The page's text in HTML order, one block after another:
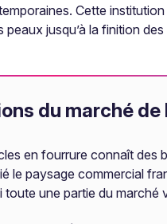
Cette
jusqu’à la finition
du marché
en fourrure connaît
le paysage commercial
une partie du marché